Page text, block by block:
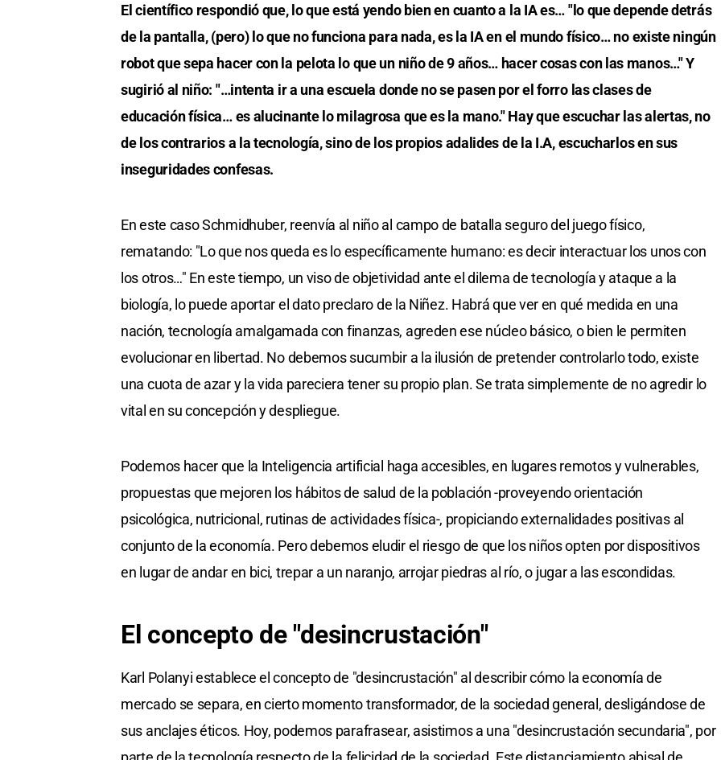
El científico respondió que, lo que está yendo bien en cuanto a la IA es… "lo que depende detrás
de la pantalla, (pero) lo que no funciona para nada, es la IA en el mundo físico… no existe ningún
robot que sepa hacer con la pelota lo que un niño de 9 años… hacer cosas con las manos…" Y
sugirió al niño: "…intenta ir a una escuela donde no se pasen por el forro las clases de
educación física… es alucinante lo milagrosa que es la mano." Hay que escuchar las alertas, no
de los contrarios a la tecnología, sino de los propios adalides de la I.A, escucharlos en sus
inseguridades confesas.
En este caso Schmidhuber, reenvía al niño al campo de batalla seguro del juego físico,
rematando: "Lo que nos queda es lo específicamente humano: es decir interactuar los unos con
los otros…" En este tiempo, un viso de objetividad ante el dilema de tecnología y ataque a la
biología, lo puede aportar el dato preclaro de la Niñez. Habrá que ver en qué medida en una
nación, tecnología amalgamada con finanzas, agreden ese núcleo básico, o bien le permiten
evolucionar en libertad. No debemos sucumbir a la ilusión de pretender controlarlo todo, existe
una cuota de azar y la vida pareciera tener su propio plan. Se trata simplemente de no agredir lo
vital en su concepción y despliegue.
Podemos hacer que la Inteligencia artificial haga accesibles, en lugares remotos y vulnerables,
propuestas que mejoren los hábitos de salud de la población -proveyendo orientación
psicológica, nutricional, rutinas de actividades física-, propiciando externalidades positivas al
conjunto de la economía. Pero debemos eludir el riesgo de que los niños opten por dispositivos
en lugar de andar en bici, trepar a un naranjo, arrojar piedras al río, o jugar a las escondidas.
El concepto de "desincrustación"
Karl Polanyi establece el concepto de "desincrustación" al describir cómo la economía de
mercado se separa, en cierto momento transformador, de la sociedad general, desligándose de
sus anclajes éticos. Hoy, podemos parafrasear, asistimos a una "desincrustación secundaria", por